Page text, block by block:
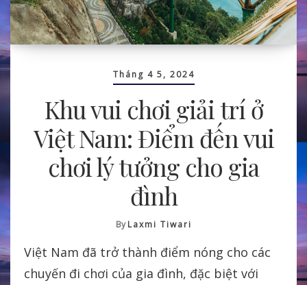
Tháng 4 5, 2024
Khu vui chơi giải trí ở
Việt Nam: Điểm đến vui
chơi lý tưởng cho gia
đình
ByLaxmi Tiwari
Việt Nam đã trở thành điểm nóng cho các
chuyến đi chơi của gia đình, đặc biệt với